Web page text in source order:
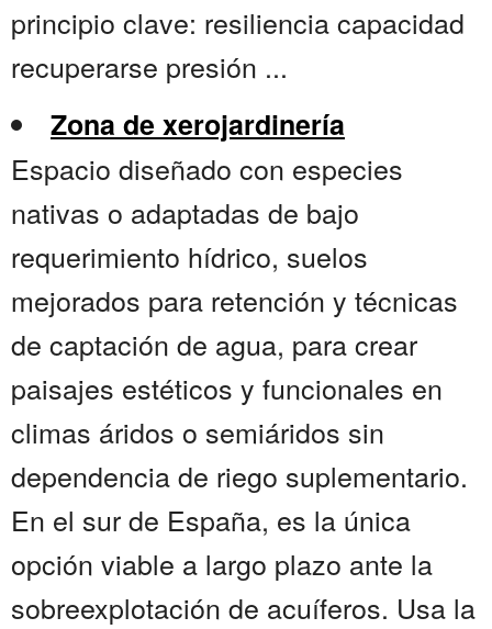
principio clave: resiliencia capacidad
recuperarse presión ...
Zona de xerojardinería
Espacio diseñado con especies
nativas o adaptadas de bajo
requerimiento hídrico, suelos
mejorados para retención y técnicas
de captación de agua, para crear
paisajes estéticos y funcionales en
climas áridos o semiáridos sin
dependencia de riego suplementario.
En el sur de España, es la única
opción viable a largo plazo ante la
sobreexplotación de acuíferos. Usa la